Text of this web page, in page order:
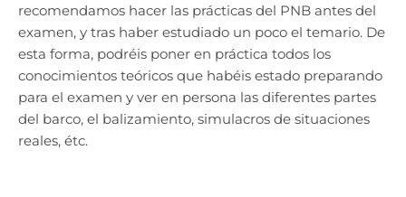
recomendamos hacer las prácticas del PNB antes del
examen, y tras haber estudiado un poco el temario. De
esta forma, podréis poner en práctica todos los
conocimientos teóricos que habéis estado preparando
para el examen y ver en persona las diferentes partes
del barco, el balizamiento, simulacros de situaciones
reales, étc.